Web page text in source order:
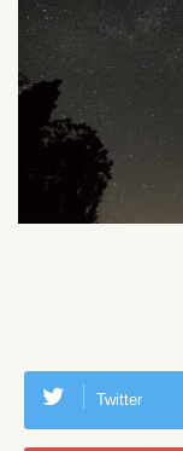
Twitter